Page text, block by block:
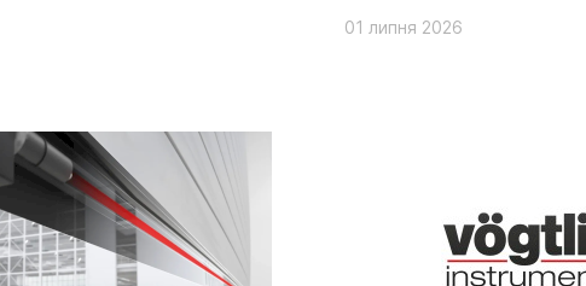
01 липня 2026